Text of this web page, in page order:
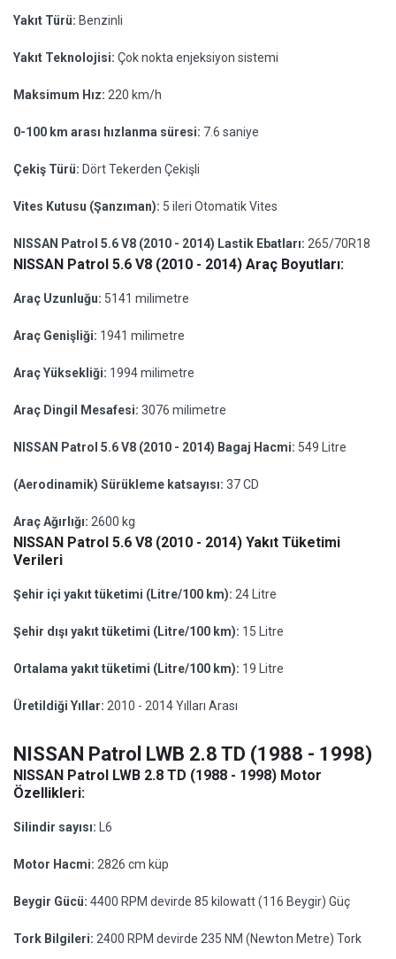
Yakıt Türü: Benzinli
Yakıt Teknolojisi: Çok nokta enjeksiyon sistemi
Maksimum Hız: 220 km/h
0-100 km arası hızlanma süresi: 7.6 saniye
Çekiş Türü: Dört Tekerden Çekişli
Vites Kutusu (Şanzıman): 5 ileri Otomatik Vites
NISSAN Patrol 5.6 V8 (2010 - 2014) Lastik Ebatları: 265/70R18
NISSAN Patrol 5.6 V8 (2010 - 2014) Araç Boyutları:
Araç Uzunluğu: 5141 milimetre
Araç Genişliği: 1941 milimetre
Araç Yüksekliği: 1994 milimetre
Araç Dingil Mesafesi: 3076 milimetre
NISSAN Patrol 5.6 V8 (2010 - 2014) Bagaj Hacmi: 549 Litre
(Aerodinamik) Sürükleme katsayısı: 37 CD
Araç Ağırlığı: 2600 kg
NISSAN Patrol 5.6 V8 (2010 - 2014) Yakıt Tüketimi
Verileri
Şehir içi yakıt tüketimi (Litre/100 km): 24 Litre
Şehir dışı yakıt tüketimi (Litre/100 km): 15 Litre
Ortalama yakıt tüketimi (Litre/100 km): 19 Litre
Üretildiği Yıllar: 2010 - 2014 Yılları Arası
NISSAN Patrol LWB 2.8 TD (1988 - 1998)
NISSAN Patrol LWB 2.8 TD (1988 - 1998) Motor
Özellikleri:
Silindir sayısı: L6
Motor Hacmi: 2826 cm küp
Beygir Gücü: 4400 RPM devirde 85 kilowatt (116 Beygir) Güç
Tork Bilgileri: 2400 RPM devirde 235 NM (Newton Metre) Tork